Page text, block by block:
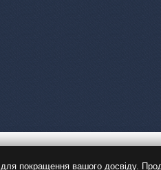
покращення вашого досвіду.